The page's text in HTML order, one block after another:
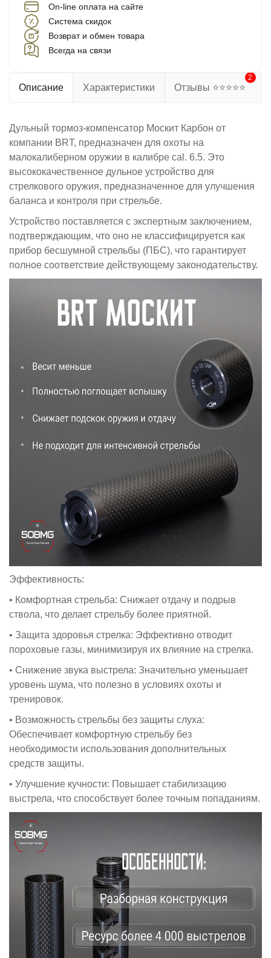
On-line оплата на сайте
Система скидок
Возврат и обмен товара
Всегда на связи
Описание Характеристики Отзывы ⭐⭐⭐⭐⭐
2
Дульный тормоз-компенсатор Москит Карбон от
компании BRT, предназначен для охоты на
малокалиберном оружии в калибре cal. 6.5. Это
высококачественное дульное устройство для
стрелкового оружия, предназначенное для улучшения
баланса и контроля при стрельбе.
Устройство поставляется с экспертным заключением,
подтверждающим, что оно не классифицируется как
прибор бесшумной стрельбы (ПБС), что гарантирует
полное соответствие действующему законодательству.
Эффективность:
• Комфортная стрельба: Снижает отдачу и подрыв
ствола, что делает стрельбу более приятной.
• Защита здоровья стрелка: Эффективно отводит
пороховые газы, минимизируя их влияние на стрелка.
• Снижение звука выстрела: Значительно уменьшает
уровень шума, что полезно в условиях охоты и
тренировок.
• Возможность стрельбы без защиты слуха:
Обеспечивает комфортную стрельбу без
необходимости использования дополнительных
средств защиты.
• Улучшение кучности: Повышает стабилизацию
выстрела, что способствует более точным попаданиям.